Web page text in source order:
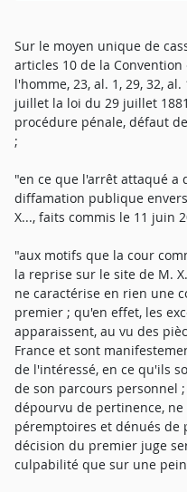
Sur le moyen unique de
articles 10 de la
l'homme, 23, al. 1, 29, 32,
juillet la loi du 29 juillet
procédure pénale, défaut
;
"en ce que l'arrêt attaqué a
diffamation publique
X..., faits commis le 11 juin
"aux motifs que la cour
la reprise sur le site de M.
ne caractérise en rien une
premier ; qu'en effet, les
apparaissent, au vu des
France et sont
de l'intéressé, en ce qu'ils
de son parcours personnel
dépourvu de pertinence,
péremptoires et dénués de
décision du premier juge
culpabilité que sur une